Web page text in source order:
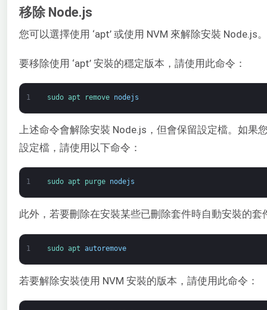
移除 Node.js
您可以選擇使用 ‘apt’ 或使用 NVM 來解除安裝 Node.js。
要移除使用 ‘apt’ 安裝的穩定版本，請使用此命令：
1 sudo apt remove nodejs
上述命令會解除安裝 Node.js，但會保留設定檔。如果
設定檔，請使用以下命令：
1 sudo apt purge nodejs
此外，若要刪除在安裝某些已刪除套件時自動安裝的套
1 sudo apt autoremove
若要解除安裝使用 NVM 安裝的版本，請使用此命令：